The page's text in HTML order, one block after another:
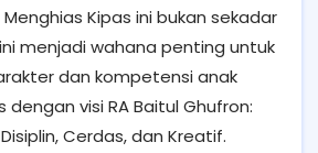
Kipas ini bukan sekadar
menjadi wahana penting untuk
dan kompetensi anak
visi RA Baitul Ghufron:
Cerdas, dan Kreatif.